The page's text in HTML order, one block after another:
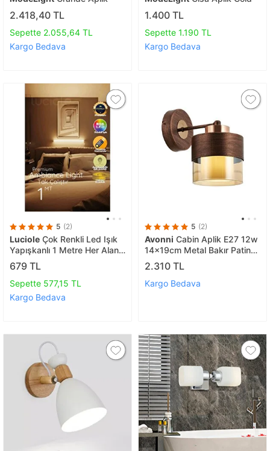
2.418,40 TL
Sepette 2.055,64 TL
Kargo Bedava
1.400 TL
Sepette 1.190 TL
Kargo Bedava
5 (2)
Luciole Çok Renkli Led Işık
Yapışkanlı 1 Metre Her Alana
Uygun Uzaktan Kumandalı
Xsarı1
679 TL
Sepette 577,15 TL
Kargo Bedava
5 (2)
Avonni Cabin Aplik E27 12w
14x19cm Metal Bakır Patina
Avonni-ap-4288-1cpr
2.310 TL
Kargo Bedava